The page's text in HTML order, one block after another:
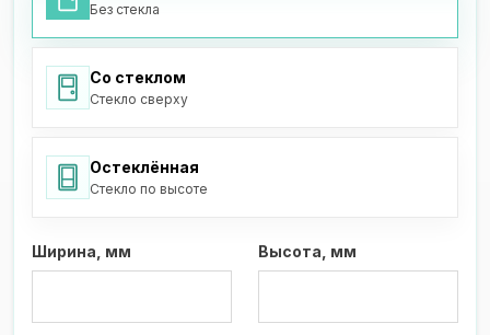
Без стекла
Со стеклом
Стекло сверху
Остеклённая
Стекло по высоте
Ширина, мм Высота, мм